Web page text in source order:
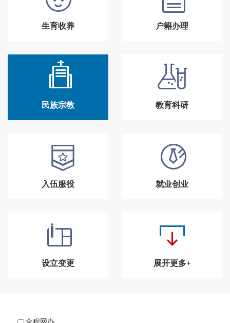
生育收养 户籍办理
民族宗教 教育科研
入伍服役 就业创业
设立变更 展开更多+